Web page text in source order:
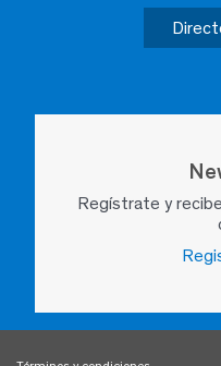
Regístrate y